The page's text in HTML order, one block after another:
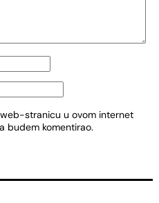
stranicu u ovom internet
budem komentirao.